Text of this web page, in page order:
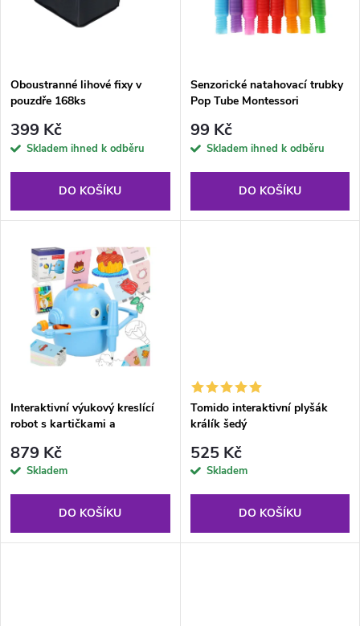
p
r
o
d
s
p
r
ů
Oboustranné lihové fixy v
pouzdře 168ks
399 Kč
Skladem ihned k odběru
DO KOŠÍKU
Senzorické natahovací trubky
Pop Tube Montessori
99 Kč
Skladem ihned k odběru
DO KOŠÍKU
Interaktivní výukový kreslící
robot s kartičkami a
879 Kč
Skladem
DO KOŠÍKU
Tomido interaktivní plyšák
králík šedý
525 Kč
Skladem
DO KOŠÍKU